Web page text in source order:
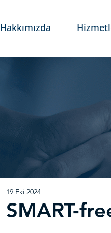
Hakkımızda
SMART-
19 Eki 2024